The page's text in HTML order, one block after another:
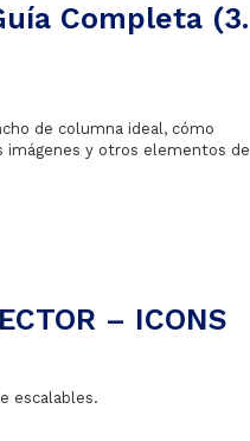
Completa (3.
de columna ideal, cómo
imágenes y otros elementos de
– ICONS
escalables.